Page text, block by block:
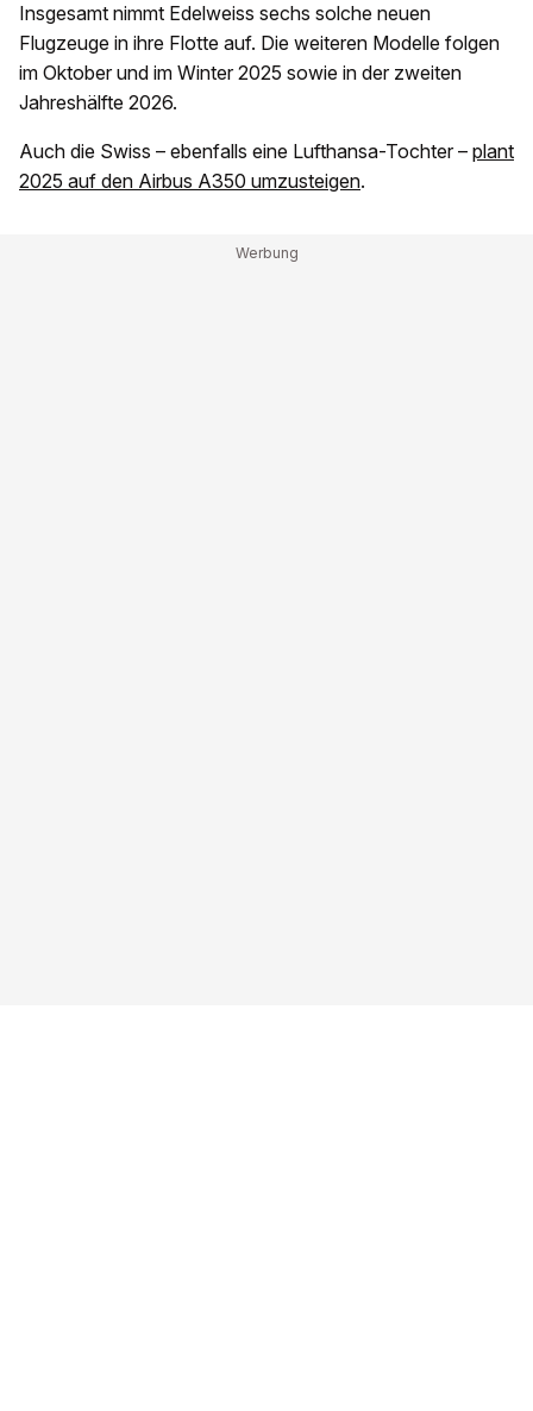
Insgesamt nimmt Edelweiss sechs solche neuen
Flugzeuge in ihre Flotte auf. Die weiteren Modelle folgen
im Oktober und im Winter 2025 sowie in der zweiten
Jahreshälfte 2026.
Auch die Swiss – ebenfalls eine Lufthansa-Tochter – plant
2025 auf den Airbus A350 umzusteigen.